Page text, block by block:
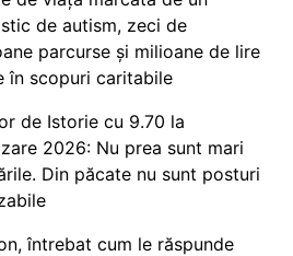
de autism, zeci de
parcurse și milioane de lire
în scopuri caritabile
de Istorie cu 9.70 la
2026: Nu prea sunt mari
Din păcate nu sunt posturi
întrebat cum le răspunde